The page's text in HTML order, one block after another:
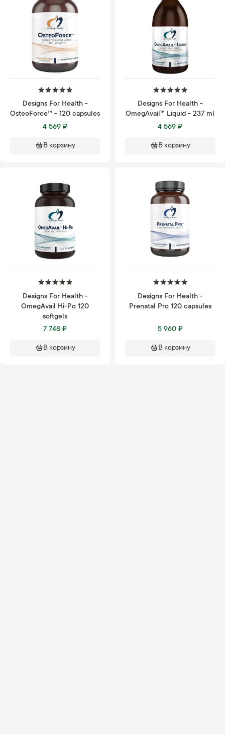
Designs For Health -
OsteoForce™ - 120 capsules
4 569 ₽
В корзину
Designs For Health -
OmegAvail™ Liquid - 237 ml
4 569 ₽
В корзину
Designs For Health -
OmegAvail Hi-Po 120
softgels
7 748 ₽
В корзину
Designs For Health -
Prenatal Pro 120 capsules
5 960 ₽
В корзину